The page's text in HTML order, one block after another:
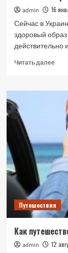
admin 16
Сейчас в
здоровый
действительно
Читать далее
Путешествия
Как
admin 12